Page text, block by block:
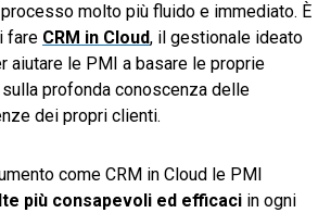
molto più fluido e immediato. È
fare CRM in Cloud, il gestionale ideato
aiutare le PMI a basare le proprie
profonda conoscenza delle
dei propri clienti.
come CRM in Cloud le PMI
più consapevoli ed efficaci in ogni